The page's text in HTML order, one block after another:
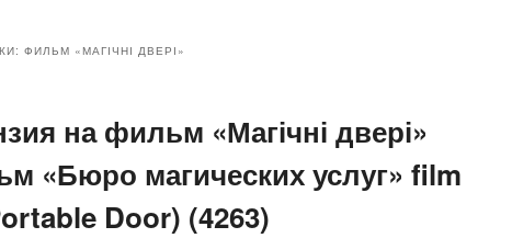
ФИЛЬМ «МАГІЧНІ ДВЕРІ»
на фильм «Магічні двері»
«Бюро магических услуг» film
Door) (4263)